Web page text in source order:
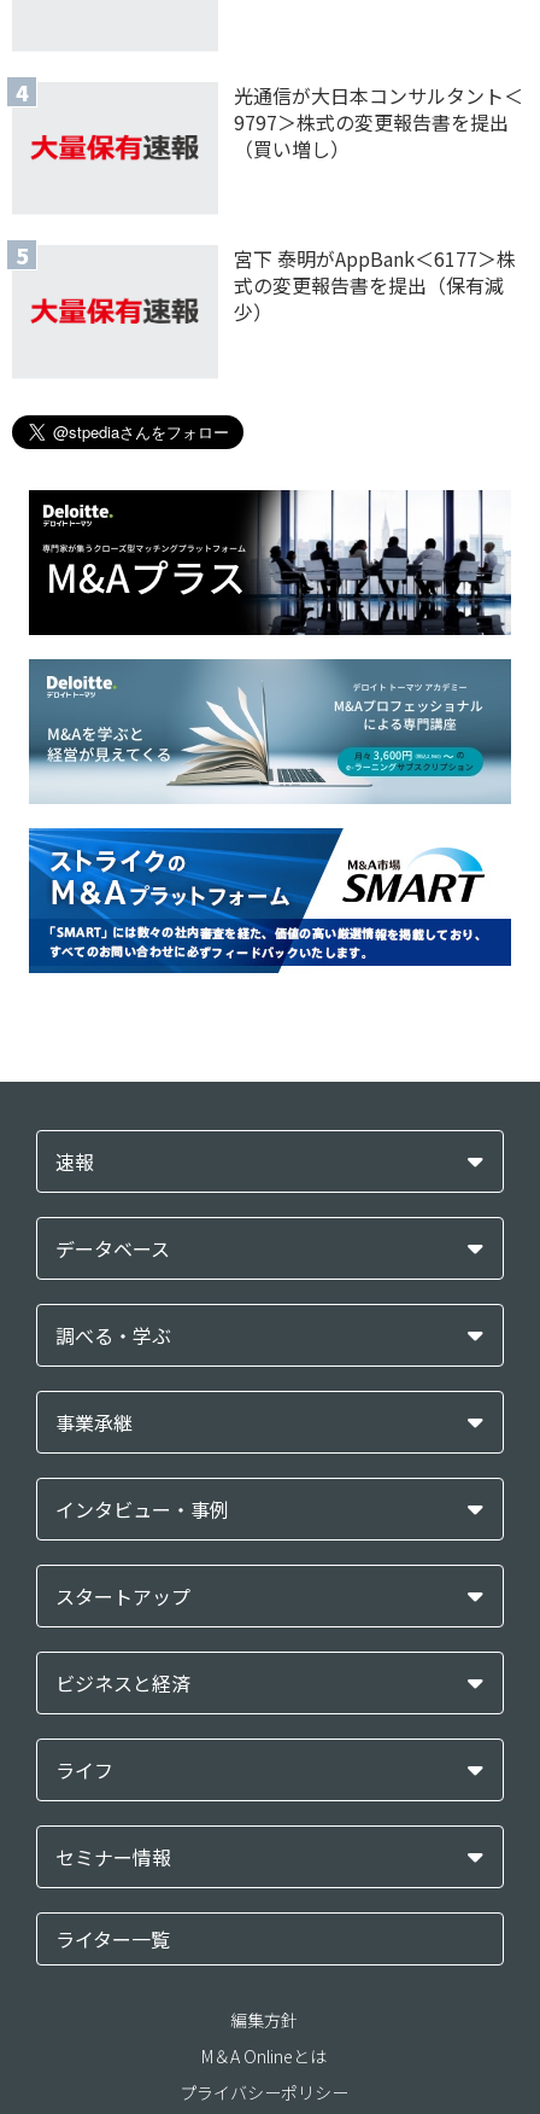
光通信が大日本コンサルタント＜
9797＞株式の変更報告書を提出
（買い増し）
宮下 泰明がAppBank＜6177＞株
式の変更報告書を提出（保有減
少）
速報
データベース
調べる・学ぶ
事業承継
インタビュー・事例
スタートアップ
ビジネスと経済
ライフ
セミナー情報
ライター一覧
編集方針
M＆A Onlineとは
プライバシーポリシー